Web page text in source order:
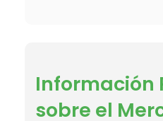
Información
sobre el